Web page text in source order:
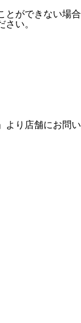
とができない場合
い。
より店舗にお問い